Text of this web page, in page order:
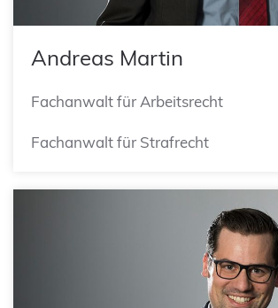
Andreas Martin
Fachanwalt für Arbeitsrecht
Fachanwalt für Strafrecht